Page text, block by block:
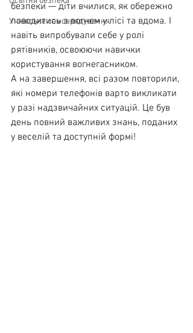
Учнівське самоврядування
безпеки — діти вчилися, як обережно
поводитись з вогнем у лісі та вдома. І
навіть випробували себе у ролі
рятівників, освоюючи навички
користування вогнегасником.
А на завершення, всі разом повторили,
які номери телефонів варто викликати
у разі надзвичайних ситуацій. Це був
день повний важливих знань, поданих
у веселій та доступній формі!